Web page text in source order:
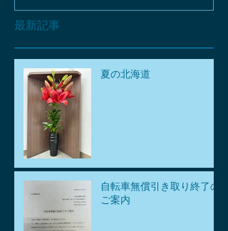
最新記事
夏の北海道
自転車無償引き取り終了の
ご案内